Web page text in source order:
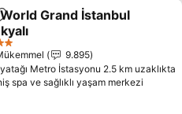
ekle
Grand İstanbul
9.895
Metro İstasyonu 2.5 km uzaklıkta
spa ve sağlıklı yaşam merkezi